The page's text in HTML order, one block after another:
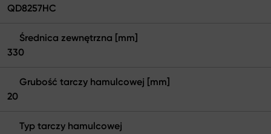
QD8257HC
Średnica zewnętrzna [mm]
330
Grubość tarczy hamulcowej [mm]
20
Typ tarczy hamulcowej